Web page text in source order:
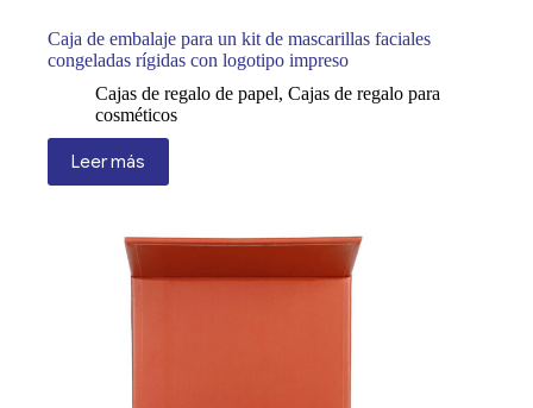
Caja de embalaje para un kit de mascarillas faciales
congeladas rígidas con logotipo impreso
Cajas de regalo de papel, Cajas de regalo para
cosméticos
Leer más